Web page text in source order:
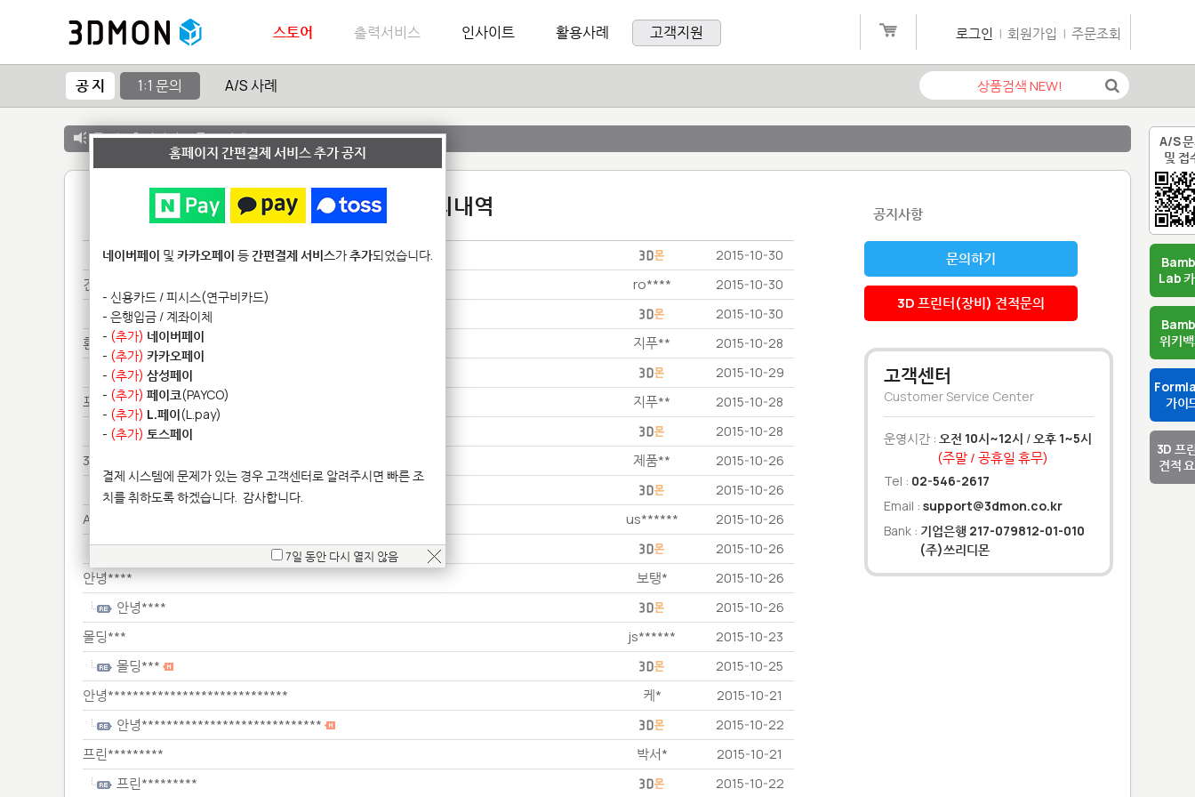
A/S
및 접
Lab
위키
가이
3D 프
견적
스토어 출력서비스 인사이트 활용사례 고객지원 로그인 | 회원가입 | 주문조회
공 지 1:1 문의 A/S 사례
공 지 :출력서비스 종료 안내
1:1 문의내역
샘플************ 2015-10-30
견적** ro**** 2015-10-30
견적** 2015-10-30
환불** 지푸** 2015-10-28
환불** 2015-10-29
포인**** 지푸** 2015-10-28
포인**** 2015-10-28
3D********* 제품** 2015-10-26
3D********* 2015-10-26
AB************ us****** 2015-10-26
AB************ 2015-10-26
안녕**** 보탱* 2015-10-26
안녕**** 2015-10-26
몰딩*** js****** 2015-10-23
몰딩*** 2015-10-25
안녕***************************** 케* 2015-10-21
안녕***************************** 2015-10-22
프린********* 박서* 2015-10-21
프린********* 2015-10-22
공지사항
문의하기
3D 프린터(장비) 견적문의
고객센터
Customer Service Center
운영시간 : 오전 10시~12시 /오후 1~5시
(주말 / 공휴일 휴무)
Tel : 02-546-2617
Email : support@3dmon.co.kr
Bank : 기업은행 217-079812-01-010
(주)쓰리디몬
홈페이지 간편결제 서비스 추가 공지
네이버페이 및 카카오페이 등간편결제 서비스가추가되었습니다.
- 신용카드 / 피시스(연구비카드)
- 은행입금 / 계좌이체
- (추가) 네이버페이
- (추가) 카카오페이
- (추가) 삼성페이
- (추가) 페이코(PAYCO)
- (추가) L.페이(L.pay)
- (추가) 토스페이
결제 시스템에 문제가 있는 경우 고객센터로 알려주시면 빠른 조
치를 취하도록 하겠습니다. 감사합니다.
7일 동안 다시 열지 않음